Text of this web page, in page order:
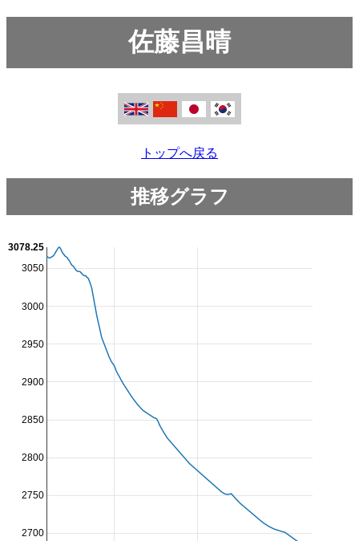
佐藤昌晴
トップへ戻る
推移グラフ
2700
2750
2800
2850
2900
2950
3000
3050
3078.25